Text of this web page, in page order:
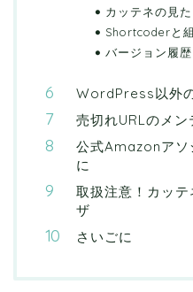
カッテネの見
Shortcoderと
バージョン履歴
WordPress以外
売切れURLのメ
公式Amazonアソ
に
取扱注意！カッ
ザ
さいごに